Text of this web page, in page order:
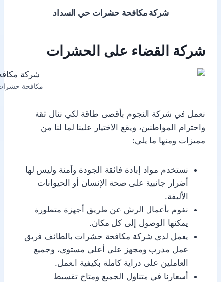
شركة مكافحة حشرات حي السداد
شركة القضاء على الحشرات
مكافحة
نعمل في شركة النجوم بأقصى طاقة لكي ننال ثقة
واحترام المواطنين، ويقع الاختيار علينا لما لنا من
مميزات ومنها ما يلي:
نستخدم مواد إبادة فائقة الجودة وآمنة وليس لها
أضرار جانبية على صحة الإنسان أو الحيوانات
الأليفة.
نقوم بأعمال الرش عن طريق أجهزة متطورة
يمكنها الوصول إلى كل مكان.
يعمل لدى شركة مكافحة حشرات بالطائف فريق
عمل مدرب ومجهز على أعلى مستوى، وجميع
العاملين على دراية كاملة بكيفية العمل.
أسعارنا في متناول الجميع ومتاح تقسيط